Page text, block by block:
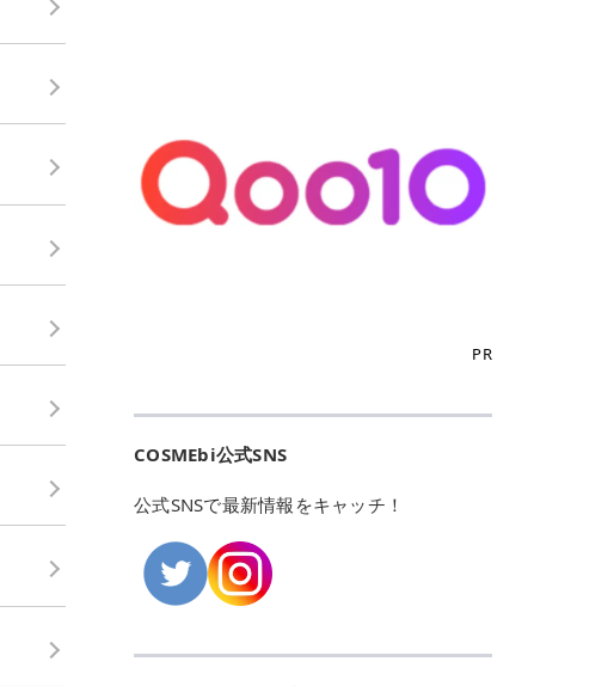
「ゆらぎやすい肌をすこやかに整え
るカーミングケアパッド」 ツボクサ
エキス（保湿成分）配合で、肌荒れ
や赤みが気になる肌をやさしく整え
テンを含むにんじん由来成分で、乾
るQoo10での購入はこちら 5. ANU
グパッド 「うるおいを与えながら肌
のキメを整えるバランスケアパッ
で、肌にうるおいを与えながらキメ
を整え、すこやかな肌状態へ導くデ
イリーケアアイテムです。 *1 チャ
MEDIHEAL PDRNリフティングパッ
こからは、東京で人気のフレイアク
リニック・レジーナクリニック・エ
ミナルクリニック・リゼクリニック
の4院について、おすすめのポイン
ンケート 対象期間：2024/12/11～2
谷、銀座など7院があり、どこも駅
21時まで開いているので、お仕事や
です。 ♡クイックプラン 時間をか
けてしっかり脱毛。割引制度や保証
サービスは充実！ 全身＋VIO 52,80
0円(税込) 5回コース 所要時間が60
分で完了 全身＋VIO＋顔 94,600円
(税込) 5回コース 36箇所の脱毛が可
カリしたくありませんよね。エミナ
ルクリニックなら、最短1ヶ月ペー
スで通えるため、最短6ヶ月の全身
脱毛プランを選ぶことができます！
ルは強い味方。北海道から沖縄まで
こも駅チカの好立地なんです。しか
い毎日でも無理なく予定に組み込め
なります）。 そして嬉しいのが、施
術室がカーテン仕切りではなくドア
付きの完全個室になっていること！
女性専用のプライベート空間なの
して施術を受けられます。 痛みに配
ント おすすめパーソナルカラー 02
モモ イエベ春・ブルベ夏 03 ワイン
ベリー ブルベ冬 05 フィグピューレ
ブルベ夏・イエベ春 06 ラズベリー
チュラルメイクなら「02 モモ」 自
トロベリーボンボン」 上品で落ち着
やすい万能カラーなら「05 フィグ
気カラーです。 韓国メイク・透明感
青みピンクが透明感を引き立てま
す。 イエベ春なら「07 フルーツオ
レ」 やわらかく可愛らしい印象に仕
ント処方のため、塗布後は色が定着
> あんずのほのかに甘い香りがしま
すが > 強くないのでいつでも使える
印象です > > 1本持っていると髪だ
けではなくボディやネイルケアにも
ある目もとをかなえる、フォルム整
ばゆく発色し、光の効果で目もとが
使用した方のクチコミ > 5 > 鮮やか
る目もとを作れるアイシャドウ♡ >
パウダータイプなのに粉っぽさがな
くぴたっと密着♡発色が良くて煌め
体感を出せます✨ > > カラーの名前
ビッグセール「メガ割」では、20%
OFFクーポンなどを使って、SNSで
バズっている美容液やパック、限定
の豪華キットをどこよりもお得にゲ
は、2,000万件を超える圧倒的なボ
能にあります。 自分の年齢や肌質
（乾燥肌・敏感肌など）、あるいは
に合わせてクチコミを絞り込めるた
め、自分に本当に合うコスメを失敗
せずに見つけられる美容の羅針盤と
スメアワード（ベスコス）」は、日
PR
COSMEbi公式SNS
公式SNSで最新情報をキャッチ！